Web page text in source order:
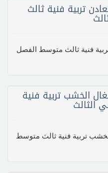
تربية فنية ثالث
فنية ثالث متوسط الفصل
الخشب تربية فنية
الثالث
تربية فنية ثالث متوسط